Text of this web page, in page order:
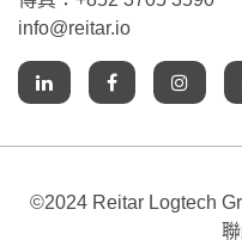
info@reitar.io
©2024 Reitar Logtech